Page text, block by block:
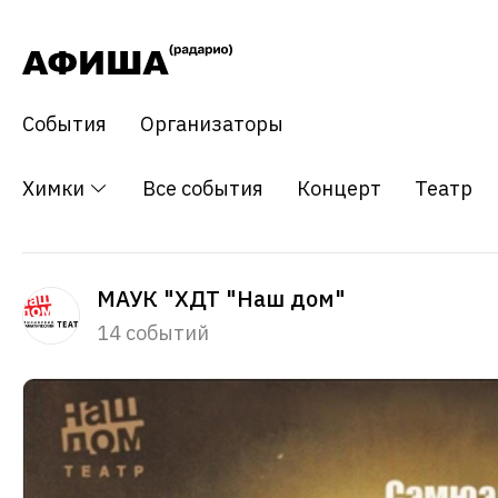
События Организаторы
Химки Все события Концерт Театр
МАУК "ХДТ "Наш дом"
14 событий